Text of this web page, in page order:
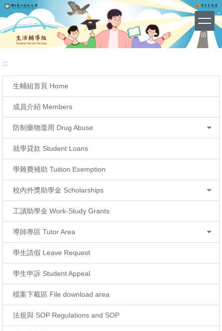
跳
到
主
內
導師會議
網站導覽 (Site Map)
:::
生輔組首頁 Home
成員介紹 Members
防制藥物濫用 Drug Abuse
就學貸款 Student Loans
學雜費補助 Tuition Exemption
校內外獎助學金 Scholarships
工讀助學金 Work-Study Grants
導師專區 Tutor Area
學生請假 Leave Request
學生申訴 Student Appeal
檔案下載區 File download area
法規與 SOP Regulations and SOP